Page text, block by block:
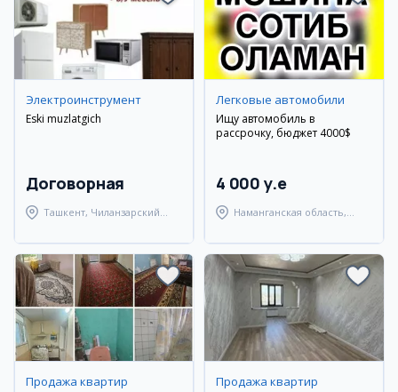
Электроинструмент
Eski muzlatgich
Договорная
Ташкент, Чиланзарский
Легковые автомобили
Ищу автомобиль в
рассрочку, бюджет 4000$
4 000 y.e
Наманганская область,
Продажа квартир Продажа квартир